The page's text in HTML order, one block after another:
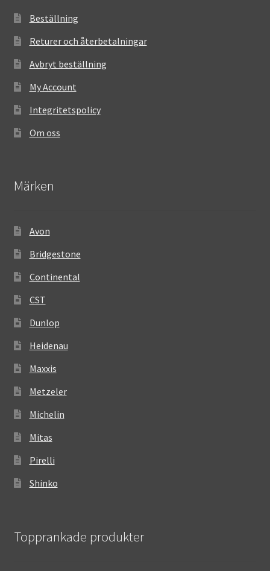
Beställning
Returer och återbetalningar
Avbryt beställning
My Account
Integritetspolicy
Om oss
Märken
Avon
Bridgestone
Continental
CST
Dunlop
Heidenau
Maxxis
Metzeler
Michelin
Mitas
Pirelli
Shinko
Topprankade produkter